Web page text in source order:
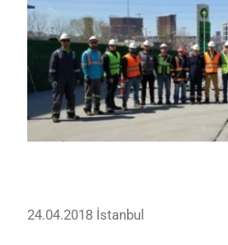
Resmi
Görüntüle
24.04.2018 İstanbul